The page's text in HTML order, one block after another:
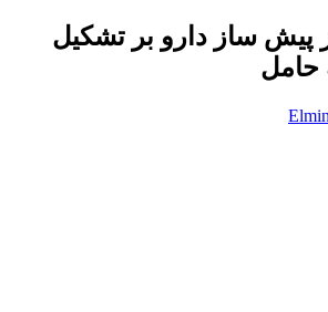
پیش ساز دارو بر تشکیل
حامل